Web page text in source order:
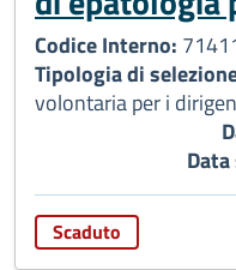
Codice Interno:
Tipologia di
volontaria per i
Scaduto